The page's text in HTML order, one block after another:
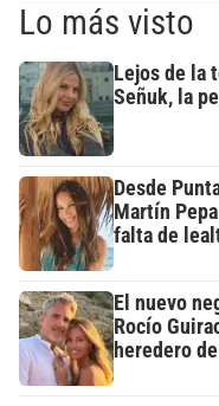
Lo más visto
Lejos de la
Señuk, la
Desde
Martín
falta de
El nuevo
Rocío
heredero